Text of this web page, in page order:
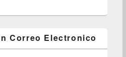
Correo Electronico